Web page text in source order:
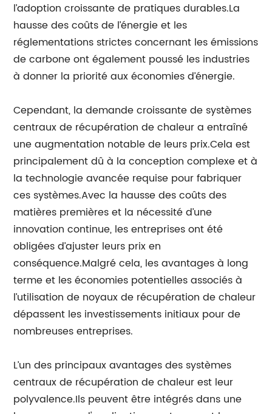
l’adoption croissante de pratiques durables.La
hausse des coûts de l’énergie et les
réglementations strictes concernant les émissions
de carbone ont également poussé les industries
à donner la priorité aux économies d’énergie.
Cependant, la demande croissante de systèmes
centraux de récupération de chaleur a entraîné
une augmentation notable de leurs prix.Cela est
principalement dû à la conception complexe et à
la technologie avancée requise pour fabriquer
ces systèmes.Avec la hausse des coûts des
matières premières et la nécessité d’une
innovation continue, les entreprises ont été
obligées d’ajuster leurs prix en
conséquence.Malgré cela, les avantages à long
terme et les économies potentielles associés à
l’utilisation de noyaux de récupération de chaleur
dépassent les investissements initiaux pour de
nombreuses entreprises.
L’un des principaux avantages des systèmes
centraux de récupération de chaleur est leur
polyvalence.Ils peuvent être intégrés dans une